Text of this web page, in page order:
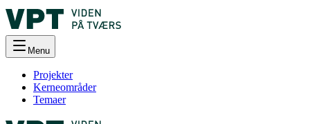
Menu
Projekter
Kerneområder
Temaer